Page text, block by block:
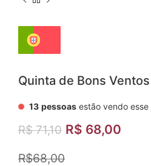
Quinta de Bons
13 pessoas estão vendo
R$71,10 R$ 68,00
R$68,00